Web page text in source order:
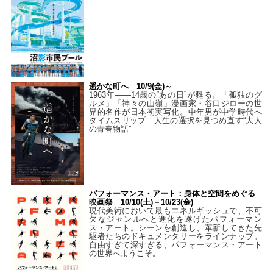
遥かな町へ 10/9(金)～
1963年――14歳の“あの日”が甦る。「孤独のグ
ルメ」「神々の山嶺」漫画家・谷口ジローの世
界的名作が日本初実写化。中年男が中学時代へ
タイムスリップ…人生の選択を見つめ直す“大人
の青春物語”
パフォーマンス・アート：身体と空間をめぐる
映画祭 10/10(土)－10/23(金)
現代美術において最もエネルギッシュで、不可
欠なジャンルへと進化を遂げたパフォーマン
ス・アート。シーンを創造し、革新してきた先
駆者たちのドキュメンタリーをラインナップ。
自由すぎて深すぎる、パフォーマンス・アート
の世界へようこそ。